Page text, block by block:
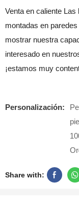
Venta en caliente
montadas en
mostrar nuestra
interesado en
¡estamos muy
Personalización:
Share with: